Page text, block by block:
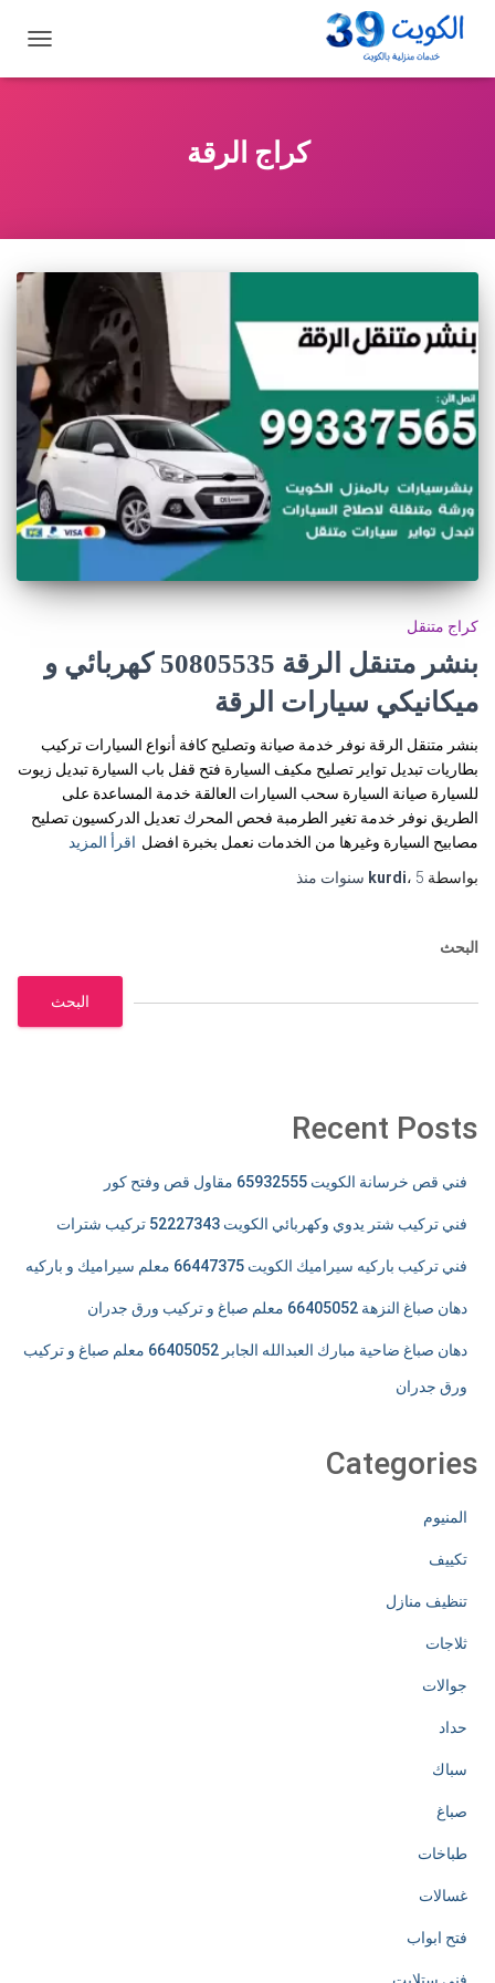
التنقل
كراج الرقة
كراج متنقل
بنشر متنقل الرقة 50805535‬ كهربائي و
ميكانيكي سيارات الرقة
بنشر متنقل الرقة نوفر خدمة صيانة وتصليح كافة أنواع السيارات تركيب
بطاريات تبديل تواير تصليح مكيف السيارة فتح قفل باب السيارة تبديل زيوت
للسيارة صيانة السيارة سحب السيارات العالقة خدمة المساعدة على
الطريق نوفر خدمة تغير الطرمبة فحص المحرك تعديل الدركسيون تصليح
مصابيح السيارة وغيرها من الخدمات نعمل بخبرة افضل اقرأ المزيد
بواسطة
kurdi، 5 سنوات منذ
البحث
البحث
Recent Posts
فني قص خرسانة الكويت 65932555 مقاول قص وفتح كور
فني تركيب شتر يدوي وكهربائي الكويت 52227343 تركيب شترات
فني تركيب باركيه سيراميك الكويت 66447375 معلم سيراميك و باركيه
دهان صباغ النزهة 66405052 معلم صباغ و تركيب ورق جدران
دهان صباغ ضاحية مبارك العبدالله الجابر 66405052 معلم صباغ و تركيب
ورق جدران
Categories
المنيوم
تكييف
تنظيف منازل
ثلاجات
جوالات
حداد
سباك
صباغ
طباخات
غسالات
فتح ابواب
فني ستلايت